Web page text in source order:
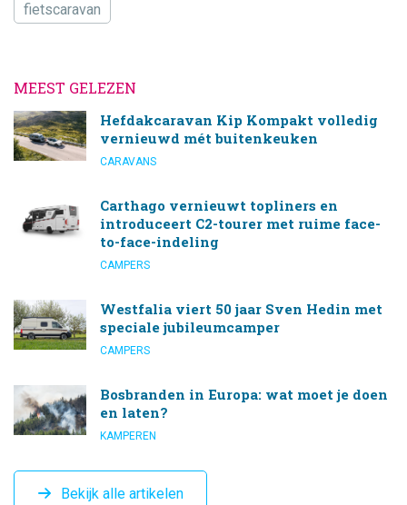
fietscaravan
MEEST GELEZEN
Hefdakcaravan Kip Kompakt volledig
vernieuwd mét buitenkeuken
CARAVANS
Carthago vernieuwt topliners en
introduceert C2-tourer met ruime face-
to-face-indeling
CAMPERS
Westfalia viert 50 jaar Sven Hedin met
speciale jubileumcamper
CAMPERS
Bosbranden in Europa: wat moet je doen
en laten?
KAMPEREN
Bekijk alle artikelen